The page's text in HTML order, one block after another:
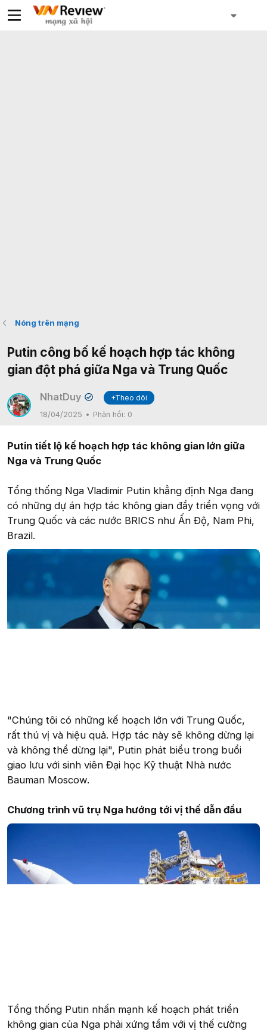
Nóng trên mạng
Putin công bố kế hoạch hợp tác không
gian đột phá giữa Nga và Trung Quốc
NhatDuy ✔
+Theo dõi
18/04/2025
Phản hồi: 0
Putin tiết lộ kế hoạch hợp tác không gian lớn giữa
Nga và Trung Quốc
Tổng thống Nga Vladimir Putin khẳng định Nga đang
có những dự án hợp tác không gian đầy triển vọng với
Trung Quốc và các nước BRICS như Ấn Độ, Nam Phi,
Brazil.
"Chúng tôi có những kế hoạch lớn với Trung Quốc,
rất thú vị và hiệu quả. Hợp tác này sẽ không dừng lại
và không thể dừng lại", Putin phát biểu trong buổi
giao lưu với sinh viên Đại học Kỹ thuật Nhà nước
Bauman Moscow.
Chương trình vũ trụ Nga hướng tới vị thế dẫn đầu
Tổng thống Putin nhấn mạnh kế hoạch phát triển
không gian của Nga phải xứng tầm với vị thế cường